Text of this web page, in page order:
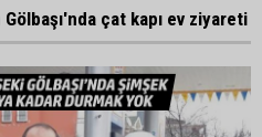
çat kapı ev ziyareti